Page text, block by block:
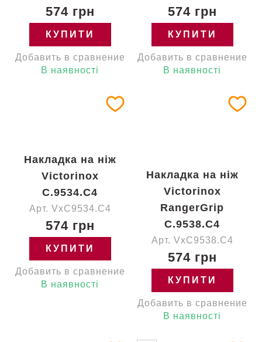
574 грн
КУПИТИ
Добавить в сравнение
В наявності
574 грн
КУПИТИ
Добавить в сравнение
В наявності
Накладка на ніж
Victorinox
C.9534.C4
Арт. VxC9534.C4
574 грн
КУПИТИ
Добавить в сравнение
В наявності
Накладка на ніж
Victorinox
RangerGrip
C.9538.C4
Арт. VxC9538.C4
574 грн
КУПИТИ
Добавить в сравнение
В наявності